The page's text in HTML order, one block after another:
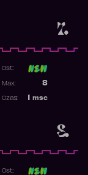
7.
8.
Ost:
8
Max:
msc
Czas:
Ost: